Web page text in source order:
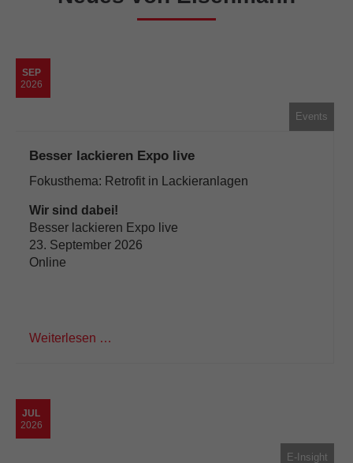
SEP
2026
Events
Besser lackieren Expo live
Fokusthema: Retrofit in Lackieranlagen
Wir sind dabei!
Besser lackieren Expo live
23. September 2026
Online
Weiterlesen …
JUL
2026
E-Insight